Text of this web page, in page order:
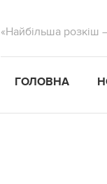
«Найбільша розкіш
ГОЛОВНА